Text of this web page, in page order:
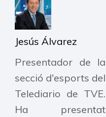
Jesús Álvarez
Presentador de la
secció d'esports del
Telediario de TVE.
Ha presentat